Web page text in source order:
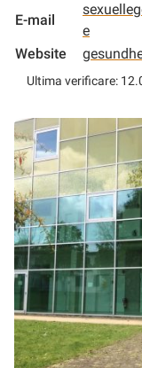
E-mail
e
Website
Ultima verificare: